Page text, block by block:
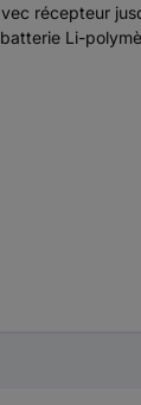
récepteur
Li-